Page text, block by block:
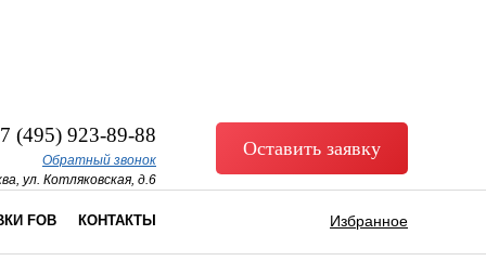
(495) 923-89-88
Обратный звонок
ул. Котляковская, д.6
Оставить заявку
FOB КОНТАКТЫ Избранное